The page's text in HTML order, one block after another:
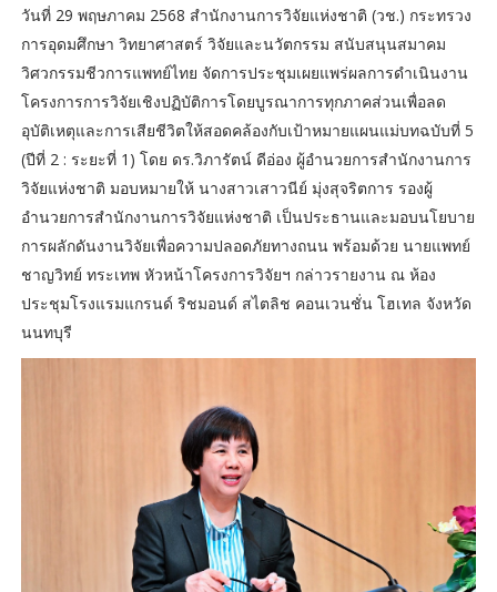
วันที่ 29 พฤษภาคม 2568 สำนักงานการวิจัยแห่งชาติ (วช.) กระทรวง
การอุดมศึกษา วิทยาศาสตร์ วิจัยและนวัตกรรม สนับสนุนสมาคม
วิศวกรรมชีวการแพทย์ไทย จัดการประชุมเผยแพร่ผลการดำเนินงาน
โครงการการวิจัยเชิงปฏิบัติการโดยบูรณาการทุกภาคส่วนเพื่อลด
อุบัติเหตุและการเสียชีวิตให้สอดคล้องกับเป้าหมายแผนแม่บทฉบับที่ 5
(ปีที่ 2 : ระยะที่ 1) โดย ดร.วิภารัตน์ ดีอ่อง ผู้อำนวยการสำนักงานการ
วิจัยแห่งชาติ มอบหมายให้ นางสาวเสาวนีย์ มุ่งสุจริตการ รองผู้
อำนวยการสำนักงานการวิจัยแห่งชาติ เป็นประธานและมอบนโยบาย
การผลักดันงานวิจัยเพื่อความปลอดภัยทางถนน พร้อมด้วย นายแพทย์
ชาญวิทย์ ทระเทพ หัวหน้าโครงการวิจัยฯ กล่าวรายงาน ณ ห้อง
ประชุมโรงแรมแกรนด์ ริชมอนด์ สไตลิช คอนเวนชั่น โฮเทล จังหวัด
นนทบุรี